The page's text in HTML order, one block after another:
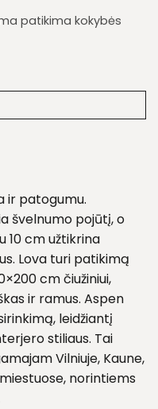
patikima kokybės
ir patogumu.
švelnumo pojūtį, o
10 cm užtikrina
Lova turi patikimą
cm čiužiniui,
ir ramus. Aspen
leidžiantį
stiliaus. Tai
Vilniuje, Kaune,
norintiems